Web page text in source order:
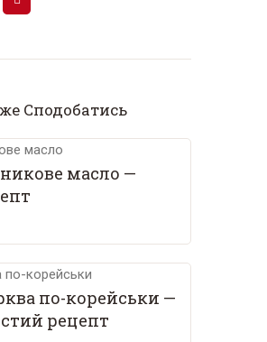
Сподобатись
масло —
по-корейськи —
рецепт